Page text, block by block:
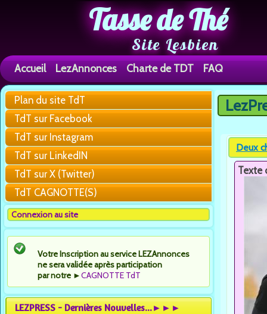
Tasse de Thé
Site Lesbien
Accueil LezAnnonces Charte de TDT FAQ
Plan du site TdT
TdT sur Facebook
TdT sur Instagram
TdT sur LinkedIN
TdT sur X (Twitter)
TdT CAGNOTTE(S)
Connexion au site
Votre Inscription au service LEZAnnonces
ne sera validée après participation
par notre ►CAGNOTTE TdT
LEZPRESS - Dernières Nouvelles...►►►
Vous
Deux
Texte